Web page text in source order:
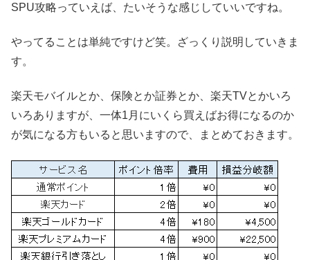
SPU攻略っていえば、たいそうな感じしていいですね。
やってることは単純ですけど笑。ざっくり説明していきま
す。
楽天モバイルとか、保険とか証券とか、楽天TVとかいろ
いろありますが、一体1月にいくら買えばお得になるのか
が気になる方もいると思いますので、まとめておきます。